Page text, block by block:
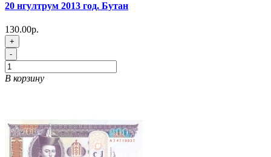
20 нгултрум 2013 год. Бутан
130.00р.
+
-
В корзину